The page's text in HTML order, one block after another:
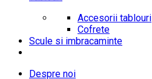
Accesorii tablouri
Cofrete
Scule si imbracaminte
Despre noi